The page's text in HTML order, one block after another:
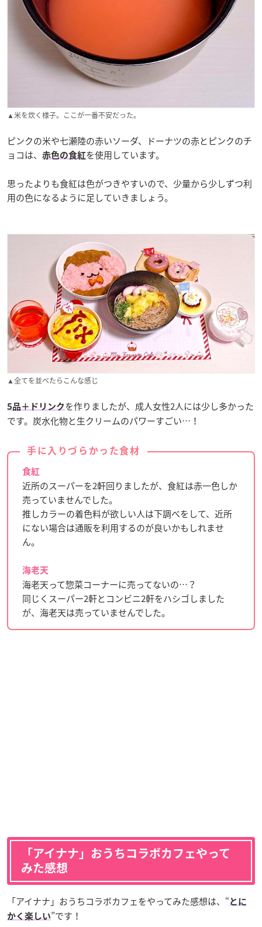
▲米を炊く様子。ここが一番不安だった。
ピンクの米や七瀬陸の赤いソーダ、ドーナツの赤とピンクのチ
ョコは、
赤色の食紅を使用しています。
思ったよりも食紅は色がつきやすいので、少量から少しずつ利
用の色になるように足していきましょう。
▲全てを並べたらこんな感じ
5品＋ドリンク を作りましたが、成人女性2人には少し多かった
です。炭水化物と生クリームのパワーすごい…！
手に入りづらかった食材
食紅
近所のスーパーを2軒回りましたが、食紅は赤一色しか
売っていませんでした。
推しカラーの着色料が欲しい人は下調べをして、近所
にない場合は通販を利用するのが良いかもしれませ
ん。
海老天
海老天って惣菜コーナーに売ってないの…？
同じくスーパー2軒とコンビニ2軒をハシゴしました
が、海老天は売っていませんでした。
「アイナナ」おうちコラボカフェやって
みた感想
「アイナナ」おうちコラボカフェをやってみた感想は、“ とに
かく楽しい”です！